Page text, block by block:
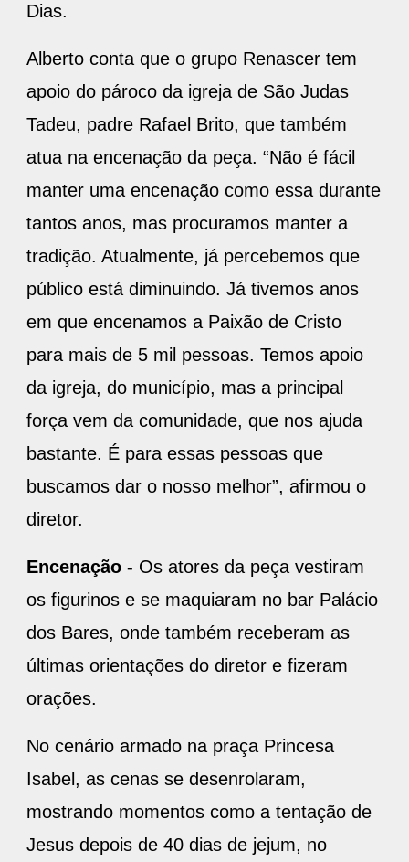
Dias.
Alberto conta que o grupo Renascer tem
apoio do pároco da igreja de São Judas
Tadeu, padre Rafael Brito, que também
atua na encenação da peça. “Não é fácil
manter uma encenação como essa durante
tantos anos, mas procuramos manter a
tradição. Atualmente, já percebemos que
público está diminuindo. Já tivemos anos
em que encenamos a Paixão de Cristo
para mais de 5 mil pessoas. Temos apoio
da igreja, do município, mas a principal
força vem da comunidade, que nos ajuda
bastante. É para essas pessoas que
buscamos dar o nosso melhor”, afirmou o
diretor.
Encenação - Os atores da peça vestiram
os figurinos e se maquiaram no bar Palácio
dos Bares, onde também receberam as
últimas orientações do diretor e fizeram
orações.
No cenário armado na praça Princesa
Isabel, as cenas se desenrolaram,
mostrando momentos como a tentação de
Jesus depois de 40 dias de jejum, no